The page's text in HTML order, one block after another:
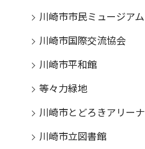
川崎市市民ミュージアム
川崎市国際交流協会
川崎市平和館
等々力緑地
川崎市とどろきアリーナ
川崎市立図書館